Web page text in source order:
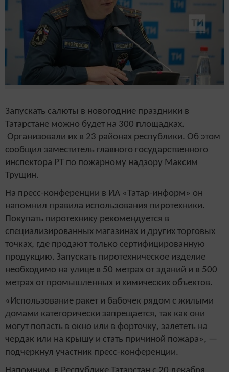
Запускать салюты в новогодние праздники в
Татарстане можно будет на 300 площадках.
Организовали их в 23 районах республики. Об этом
сообщил заместитель главного государственного
инспектора РТ по пожарному надзору Максим
Трущин.
На пресс-конференции в ИА «Татар-информ» он
напомнил правила использования пиротехники.
Покупать пиротехнику рекомендуется в
специализированных магазинах и других торговых
точках, где продают только сертифицированную
продукцию. Запускать пиротехническое изделие
необходимо на улице в 50 метрах от зданий и в 500
метрах от промышленных и химических объектов.
«Использование ракет и бабочек рядом с жилыми
домами категорически запрещается, так как они
могут попасть в окно или в форточку, залететь на
чердак или на крышу и стать причиной пожара», —
подчеркнул участник пресс-конференции.